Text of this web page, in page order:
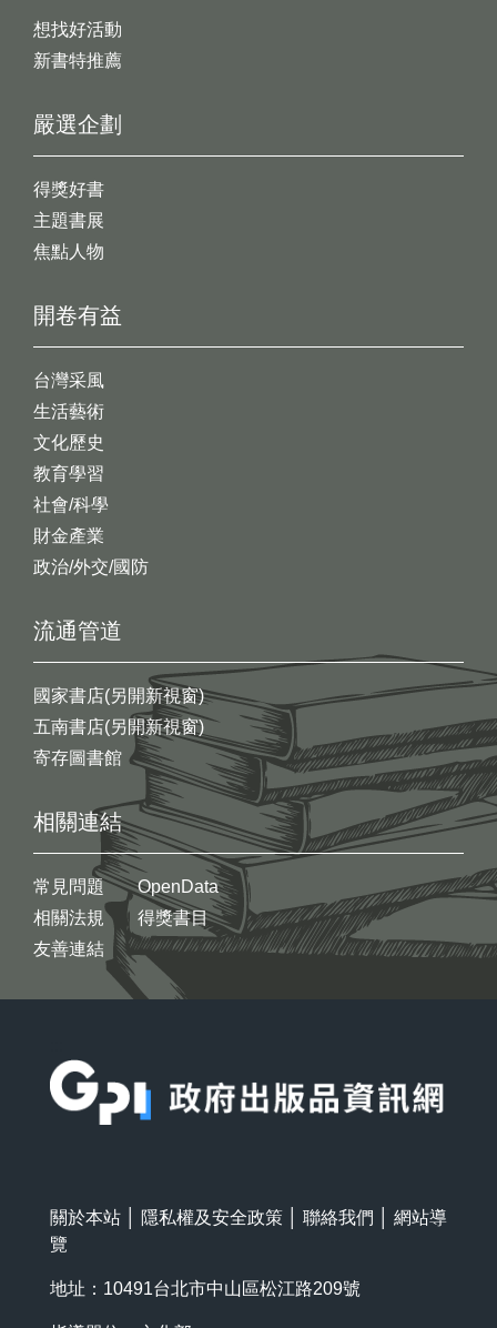
想找好活動
新書特推薦
開卷有益
台灣采風
生活藝術
文化歷史
教育學習
社會/科學
財金產業
政治/外交/國防
嚴選企劃
得獎好書
主題書展
焦點人物
流通管道
國家書店(另開新視窗)
五南書店(另開新視窗)
寄存圖書館
相關連結
常見問題
相關法規
友善連結
OpenData
得獎書目
關於本站 隱私權及安全政策 聯絡我們
網站導
覽
地址：10491台北市中山區松江路209號